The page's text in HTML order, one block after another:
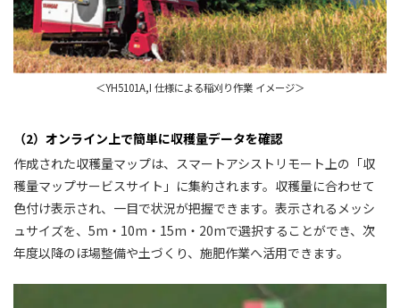
＜YH5101A,I 仕様による稲刈り作業 イメージ＞
（2）オンライン上で簡単に収穫量データを確認
作成された収穫量マップは、スマートアシストリモート上の「収
穫量マップサービスサイト」に集約されます。収穫量に合わせて
色付け表示され、一目で状況が把握できます。表示されるメッシ
ュサイズを、5m・10m・15m・20mで選択することができ、次
年度以降のほ場整備や土づくり、施肥作業へ活用できます。